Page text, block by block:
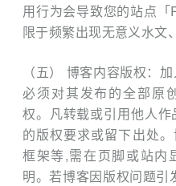
用行为会导致您的站点
限于频繁出现无意义水文
（五） 博客内容版权：
必须对其发布的全部原
权。凡转载或引用他人
的版权要求或留下出处。
框架等,需在页脚或站内
明。若博客因版权问题